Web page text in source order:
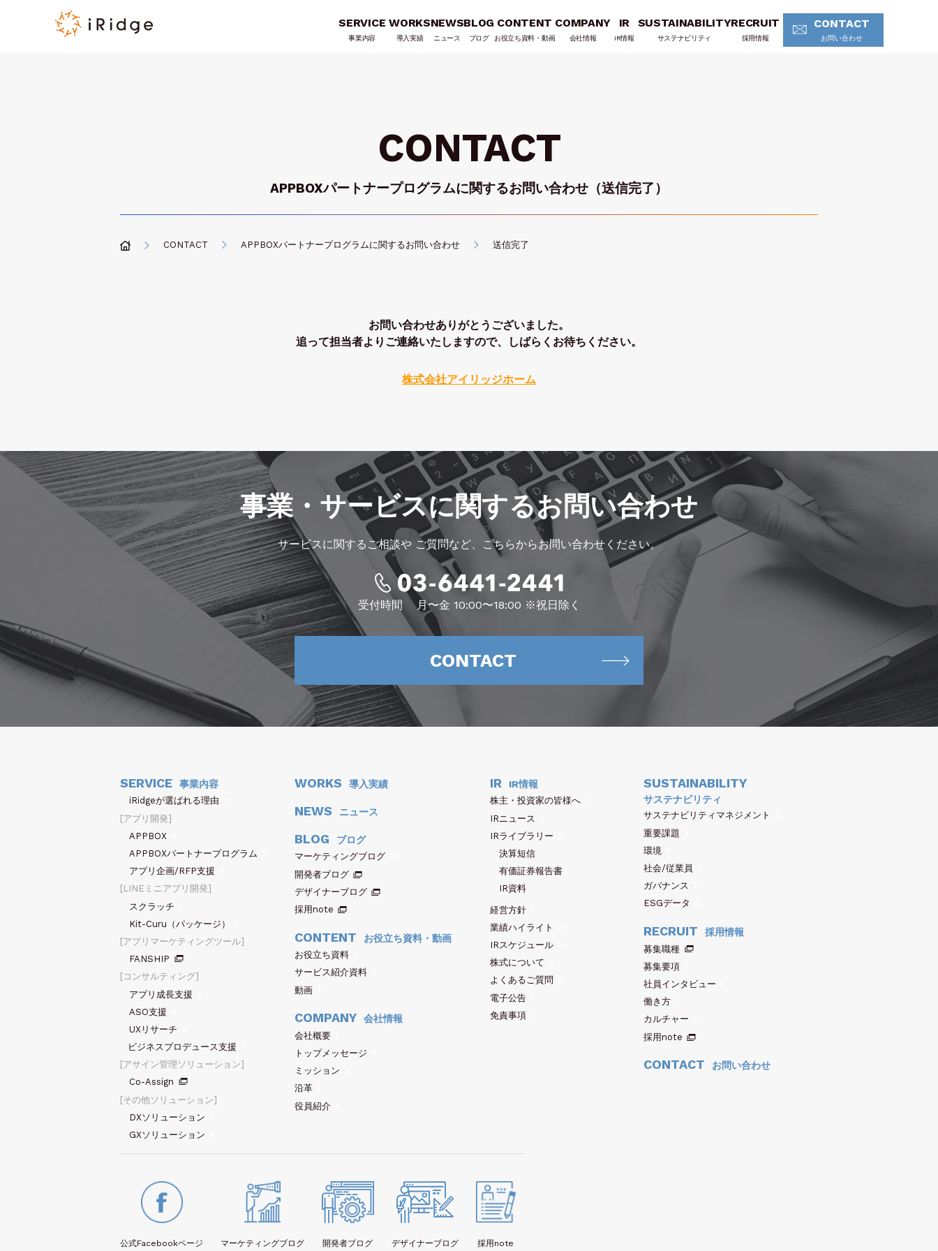
SERVICE
事業内容
WORKS
導入実績
NEWS
ニュース
BLOG
ブログ
CONTENT
お役立ち資料・動画
COMPANY
会社情報
IR
IR情報
SUSTAINABILITY
サステナビリティ
RECRUIT
採用情報
CONTACT
お問い合わせ
CONTACT
APPBOXパートナープログラムに関するお問い合わせ（送信完了）
CONTACT APPBOXパートナープログラムに関するお問い合わせ 送信完了
お問い合わせありがとうございました。
追って担当者よりご連絡いたしますので、しばらくお待ちください。
株式会社アイリッジホーム
事業・サービスに関するお問い合わせ
サービスに関するご相談やご質問など、こちらからお問い合わせください。
受付時間 月〜金 10:00〜18:00 ※祝日除く
CONTACT
SERVICE 事業内容
iRidgeが選ばれる理由
アプリ開発
APPBOX
APPBOXパートナープログラム
アプリ企画/RFP支援
LINEミニアプリ開発
スクラッチ
Kit-Curu（パッケージ）
アプリマーケティングツール
FANSHIP
コンサルティング
アプリ成長支援
ASO支援
UXリサーチ
ビジネスプロデュース支援
アサイン管理ソリューション
Co-Assign
その他ソリューション
DXソリューション
GXソリューション
WORKS 導入実績
NEWS ニュース
BLOG ブログ
マーケティングブログ
開発者ブログ
デザイナーブログ
採用note
CONTENT お役立ち資料・動画
お役立ち資料
サービス紹介資料
動画
COMPANY 会社情報
会社概要
トップメッセージ
ミッション
沿革
役員紹介
IR IR情報
株主・投資家の皆様へ
IRニュース
IRライブラリー
決算短信
有価証券報告書
IR資料
経営方針
業績ハイライト
IRスケジュール
株式について
よくあるご質問
電子公告
免責事項
SUSTAINABILITY
サステナビリティ
サステナビリティマネジメント
重要課題
環境
社会/従業員
ガバナンス
ESGデータ
RECRUIT 採用情報
募集職種
募集要項
社員インタビュー
働き方
カルチャー
採用note
CONTACT お問い合わせ
公式Facebookページ マーケティングブログ 開発者ブログ デザイナーブログ 採用note